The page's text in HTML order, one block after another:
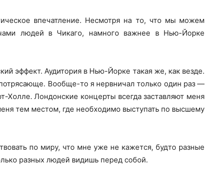
впечатление. Несмотря на то, что мы можем
людей в Чикаго, намного важнее в Нью-Йорке
эффект. Аудитория в Нью-Йорке такая же, как везде.
Вообще-то я нервничал только один раз —
Холле. Лондонские концерты всегда заставляют меня
тем местом, где необходимо выступать по высшему
по миру, что мне уже не кажется, будто разные
разных людей видишь перед собой.